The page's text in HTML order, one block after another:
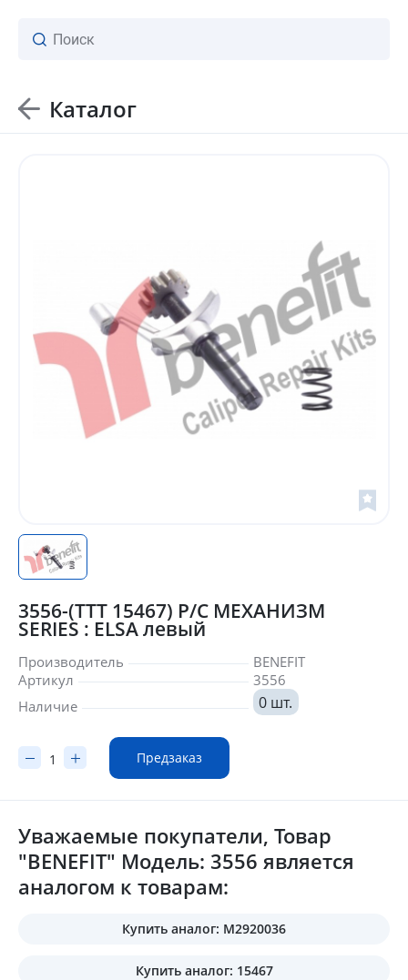
Каталог
3556-(ТТТ 15467) Р/С МЕХАНИЗМ
SERIES : ELSA левый
Производитель
BENEFIT
Артикул
3556
Наличие
0 шт.
Предзаказ
Уважаемые покупатели, Товар
"BENEFIT" Модель: 3556 является
аналогом к товарам:
Купить аналог: M2920036
Купить аналог: 15467